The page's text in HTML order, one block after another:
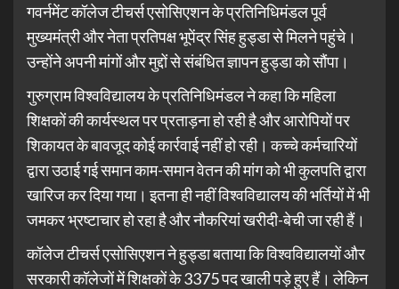
गवर्नमेंट कॉलेज टीचर्स एसोसिएशन के प्रतिनिधिमंडल पूर्व
मुख्यमंत्री और नेता प्रतिपक्ष भूपेंद्र सिंह हुड्डा से मिलने पहुंचे।
उन्होंने अपनी मांगों और मुद्दों से संबंधित ज्ञापन हुड्डा को सौंपा।
गुरुग्राम विश्वविद्यालय के प्रतिनिधिमंडल ने कहा कि महिला
शिक्षकों की कार्यस्थल पर प्रताड़ना हो रही है और आरोपियों पर
शिकायत के बावजूद कोई कार्रवाई नहीं हो रही। कच्चे कर्मचारियों
द्वारा उठाई गई समान काम-समान वेतन की मांग को भी कुलपति द्वारा
खारिज कर दिया गया। इतना ही नहीं विश्वविद्यालय की भर्तियों में भी
जमकर भ्रष्टाचार हो रहा है और नौकरियां खरीदी-बेची जा रही हैं।
कॉलेज टीचर्स एसोसिएशन ने हुड्डा बताया कि विश्वविद्यालयों और
सरकारी कॉलेजों में शिक्षकों के 3375 पद खाली पड़े हुए हैं। लेकिन